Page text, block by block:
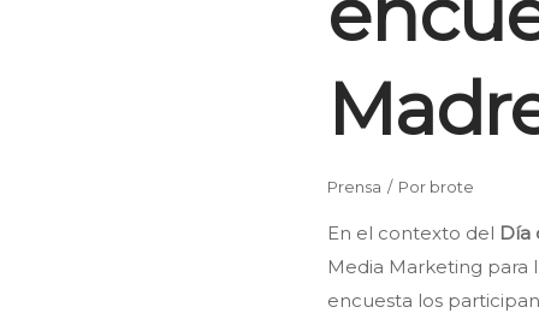
Prensa Por brote
En el contexto del Día
Media Marketing para
encuesta los